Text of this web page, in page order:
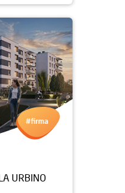
URBINO